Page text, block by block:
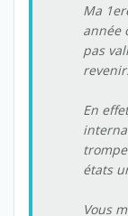
Ma
année
pas
En
états
Vous